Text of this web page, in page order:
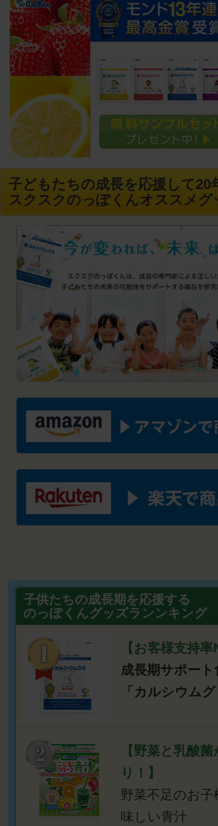
子どもたちの成長を応援して20
スクスクのっぽくんオススメグ
子供たちの成長期を応援する
のっぽくんグッズランンキング
【お客様支持
成長期サポート
「カルシウム
【野菜と乳酸
り！】
野菜不足のお
味しい青汁